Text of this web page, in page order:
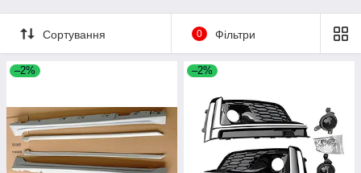
Сортування 0 Фільтри
–2% –2%